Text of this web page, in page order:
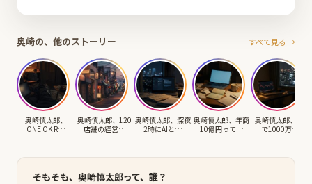
奥崎の、他のストーリー すべて見る →
奥崎慎太郎、
ONE OK R…
奥崎慎太郎、120
店舗の経営…
奥崎慎太郎、深夜
2時にAIと…
奥崎慎太郎、年商
10億円って…
奥崎慎太郎、FX
で1000万…
そもそも、奥崎慎太郎って、誰？